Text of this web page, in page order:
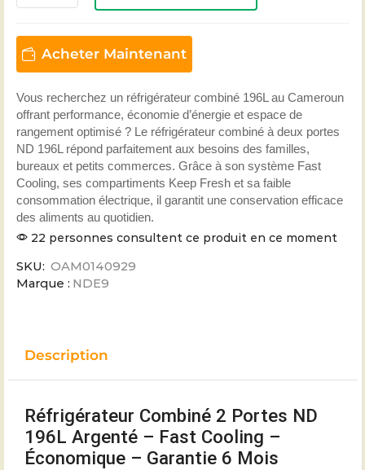
Acheter Maintenant
Vous recherchez un réfrigérateur combiné 196L au Cameroun
offrant performance, économie d’énergie et espace de
rangement optimisé ? Le réfrigérateur combiné à deux portes
ND 196L répond parfaitement aux besoins des familles,
bureaux et petits commerces. Grâce à son système Fast
Cooling, ses compartiments Keep Fresh et sa faible
consommation électrique, il garantit une conservation efficace
des aliments au quotidien.
22 personnes consultent ce produit en ce moment
SKU: OAM0140929
Marque : NDE9
Description
Réfrigérateur Combiné 2 Portes ND
196L Argenté – Fast Cooling –
Économique – Garantie 6 Mois